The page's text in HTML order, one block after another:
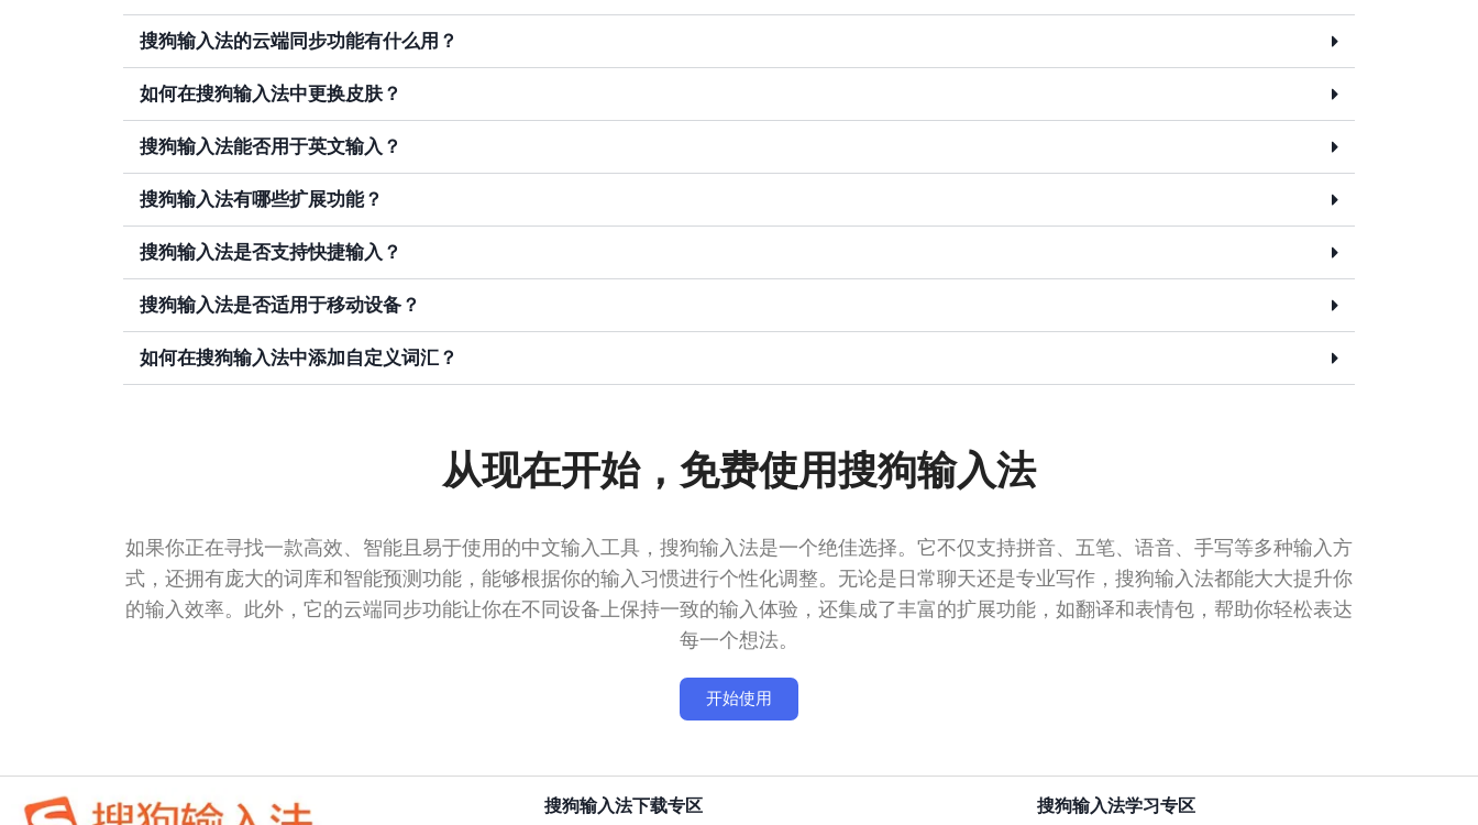
搜狗输入法的云端同步功能有什么用？
如何在搜狗输入法中更换皮肤？
搜狗输入法能否用于英文输入？
搜狗输入法有哪些扩展功能？
搜狗输入法是否支持快捷输入？
搜狗输入法是否适用于移动设备？
如何在搜狗输入法中添加自定义词汇？
从现在开始，免费使用搜狗输入法
如果你正在寻找一款高效、智能且易于使用的中文输入工具，搜狗输入法是一个绝佳选择。它不仅支持拼音、五笔、语音、手写等多种输入方
式，还拥有庞大的词库和智能预测功能，能够根据你的输入习惯进行个性化调整。无论是日常聊天还是专业写作，搜狗输入法都能大大提升你
的输入效率。此外，它的云端同步功能让你在不同设备上保持一致的输入体验，还集成了丰富的扩展功能，如翻译和表情包，帮助你轻松表达
每一个想法。
开始使用
搜狗输入法下载专区 搜狗输入法学习专区